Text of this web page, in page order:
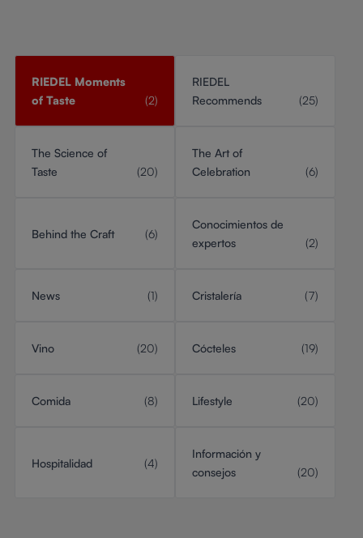
RIEDEL Moments
of Taste
(2)
RIEDEL
Recommends
(25)
The Science of
Taste
(20)
The Art of
Celebration
(6)
Behind the Craft (6)
Conocimientos de
expertos
(2)
News (1) Cristalería (7)
Vino (20) Cócteles (19)
Comida (8) Lifestyle (20)
Hospitalidad (4)
Información y
consejos
(20)